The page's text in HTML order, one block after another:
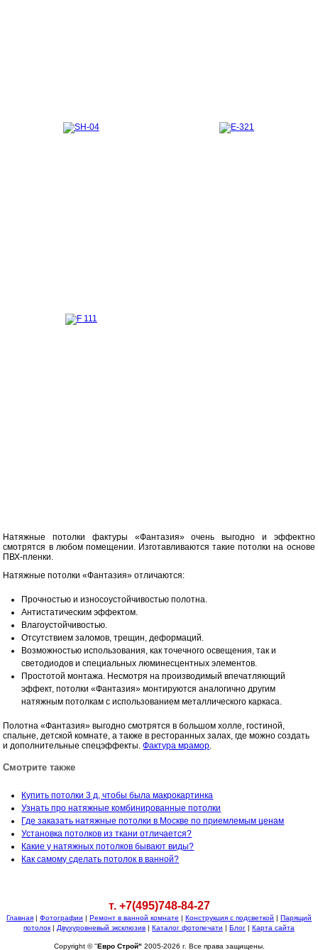
Натяжные потолки фактуры «Фантазия» очень выгодно и эффектно
смотрятся в любом помещении. Изготавливаются такие потолки на основе
ПВХ-пленки.
Натяжные потолки «Фантазия» отличаются:
Прочностью и износоустойчивостью полотна.
Антистатическим эффектом.
Влагоустойчивостью.
Отсутствием заломов, трещин, деформаций.
Возможностью использования, как точечного освещения, так и
светодиодов и специальных люминесцентных элементов.
Простотой монтажа. Несмотря на производимый впечатляющий
эффект, потолки «Фантазия» монтируются аналогично другим
натяжным потолкам с использованием металлического каркаса.
Полотна «Фантазия» выгодно смотрятся в большом холле, гостиной,
спальне, детской комнате, а также в ресторанных залах, где можно создать
и дополнительные спецэффекты.Фактура мрамор.
Смотрите также
Купить потолки 3 д, чтобы была макрокартинка
Узнать про натяжные комбинированные потолки
Где заказать натяжные потолки в Москве по приемлемым ценам
Установка потолков из ткани отличается?
Какие у натяжных потолков бывают виды?
Как самому сделать потолок в ванной?
т. +7(495)748-84-27
Главная | Фотографии | Ремонт в ванной комнате | Конструкция с подсветкой | Парящий
потолок | Двухуровневый эксклюзив | Каталог фотопечати | Блог | Карта сайта
Copyright © "Евро Строй" 2005-2026 г. Все права защищены.